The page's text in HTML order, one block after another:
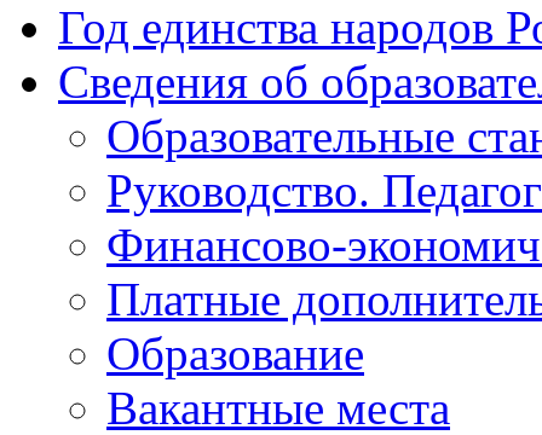
Год единства народов
Сведения об
Образовательные
Руководство.
Финансово-
Платные
Образование
Вакантные места